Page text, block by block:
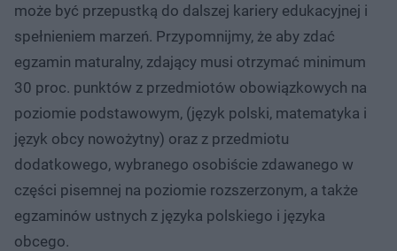
może być przepustką do dalszej kariery edukacyjnej i
spełnieniem marzeń. Przypomnijmy, że aby zdać
egzamin maturalny, zdający musi otrzymać minimum
30 proc. punktów z przedmiotów obowiązkowych na
poziomie podstawowym, (język polski, matematyka i
język obcy nowożytny) oraz z przedmiotu
dodatkowego, wybranego osobiście zdawanego w
części pisemnej na poziomie rozszerzonym, a także
egzaminów ustnych z języka polskiego i języka
obcego.